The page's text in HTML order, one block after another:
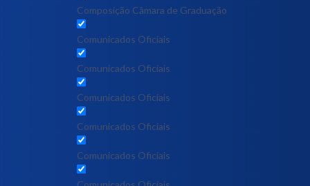
Composição Câmara de Graduação
Comunicados Oficiais
Comunicados Oficiais
Comunicados Oficiais
Comunicados Oficiais
Comunicados Oficiais